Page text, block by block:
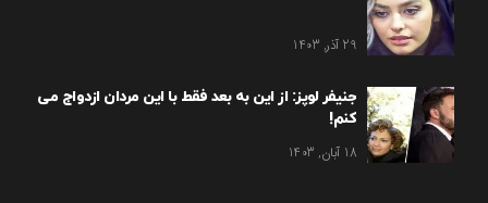
29 آذر, 1403
جنیفر لوپز: از این به بعد فقط با این مردان ازدواج می
کنم!
18 آبان, 1403